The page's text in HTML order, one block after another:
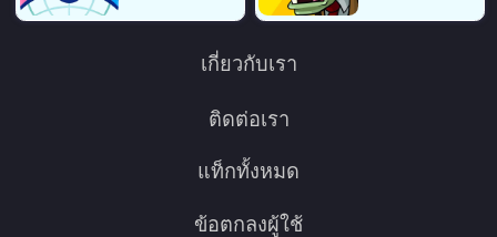
เกี่ยวกับเรา
ติดต่อเรา
แท็กทั้งหมด
ข้อตกลงผู้ใช้